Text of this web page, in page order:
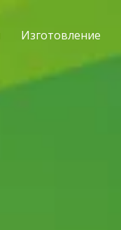
Изготовление